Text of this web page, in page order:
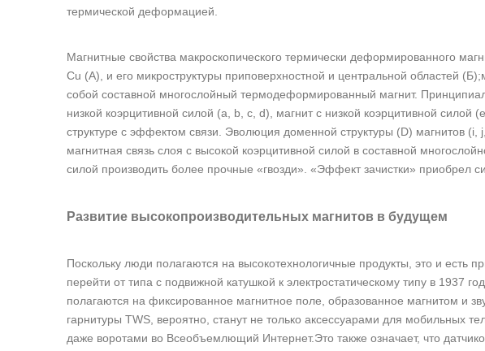
термической деформацией.
Магнитные свойства макроскопического термически деформированного
Cu (А), и его микроструктуры приповерхностной и центральной областей
собой составной многослойный термодеформированный магнит.
низкой коэрцитивной силой (a, b, c, d), магнит с низкой коэрцитивной силой
структуре с эффектом связи. Эволюция доменной структуры (D) магнитов (i,
магнитная связь слоя с высокой коэрцитивной силой в составной
силой производить более прочные «гвозди». «Эффект зачистки» приобрел
Развитие высокопроизводительных магнитов в будущем
Поскольку люди полагаются на высокотехнологичные продукты, это и есть
перейти от типа с подвижной катушкой к электростатическому типу в 1937
полагаются на фиксированное магнитное поле, образованное магнитом и
гарнитуры TWS, вероятно, станут не только аксессуарами для мобильных
даже воротами во Всеобъемлющий Интернет.Это также означает, что